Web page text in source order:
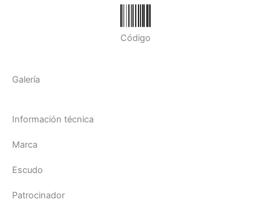
Código
Galería
Información técnica
Marca
Escudo
Patrocinador